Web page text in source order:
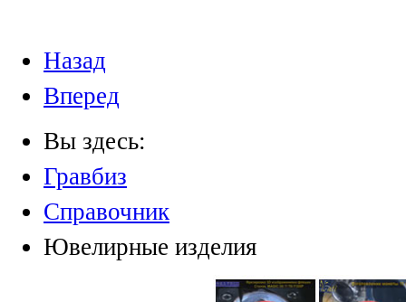
Назад
Вперед
Вы здесь:
Гравбиз
Справочник
Ювелирные изделия